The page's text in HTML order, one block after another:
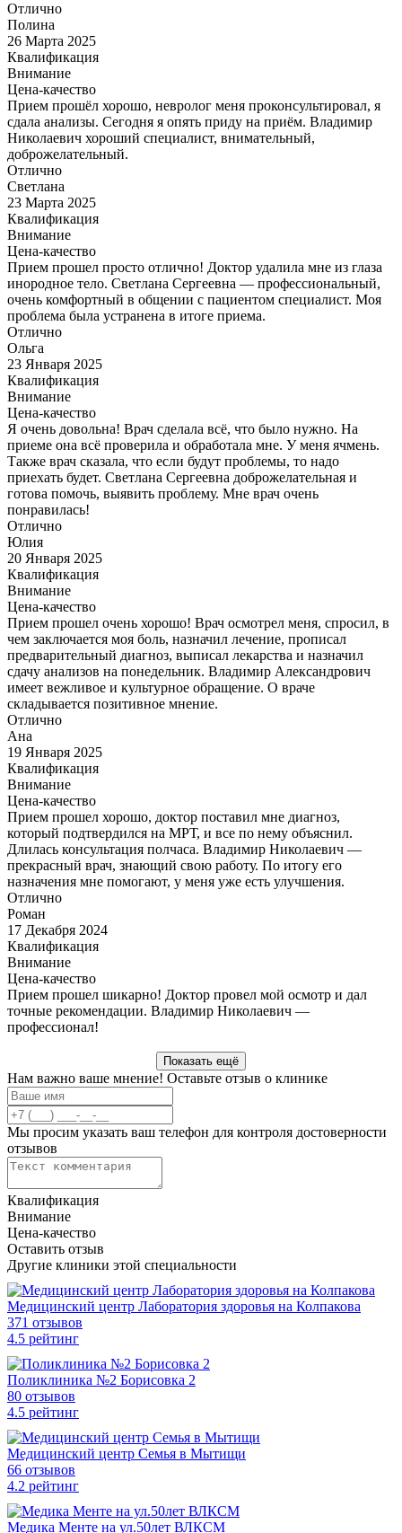
Отлично
Полина
26 Марта 2025
Квалификация
Внимание
Цена-качество
Прием прошёл хорошо, невролог меня проконсультировал, я
сдала анализы. Сегодня я опять приду на приём. Владимир
Николаевич хороший специалист, внимательный,
доброжелательный.
Отлично
Светлана
23 Марта 2025
Квалификация
Внимание
Цена-качество
Прием прошел просто отлично! Доктор удалила мне из глаза
инородное тело. Светлана Сергеевна — профессиональный,
очень комфортный в общении с пациентом специалист. Моя
проблема была устранена в итоге приема.
Отлично
Ольга
23 Января 2025
Квалификация
Внимание
Цена-качество
Я очень довольна! Врач сделала всё, что было нужно. На
приеме она всё проверила и обработала мне. У меня ячмень.
Также врач сказала, что если будут проблемы, то надо
приехать будет. Светлана Сергеевна доброжелательная и
готова помочь, выявить проблему. Мне врач очень
понравилась!
Отлично
Юлия
20 Января 2025
Квалификация
Внимание
Цена-качество
Прием прошел очень хорошо! Врач осмотрел меня, спросил, в
чем заключается моя боль, назначил лечение, прописал
предварительный диагноз, выписал лекарства и назначил
сдачу анализов на понедельник. Владимир Александрович
имеет вежливое и культурное обращение. О враче
складывается позитивное мнение.
Отлично
Ана
19 Января 2025
Квалификация
Внимание
Цена-качество
Прием прошел хорошо, доктор поставил мне диагноз,
который подтвердился на МРТ, и все по нему объяснил.
Длилась консультация полчаса. Владимир Николаевич —
прекрасный врач, знающий свою работу. По итогу его
назначения мне помогают, у меня уже есть улучшения.
Отлично
Роман
17 Декабря 2024
Квалификация
Внимание
Цена-качество
Прием прошел шикарно! Доктор провел мой осмотр и дал
точные рекомендации. Владимир Николаевич —
профессионал!
Показать ещё
Нам важно ваше мнение! Оставьте отзыв о клинике
Мы просим указать ваш телефон для контроля достоверности
отзывов
Квалификация
Внимание
Цена-качество
Оставить отзыв
Другие клиники этой специальности
Медицинский центр Лаборатория здоровья на Колпакова
371 отзывов
4.5 рейтинг
Поликлиника №2 Борисовка 2
80 отзывов
4.5 рейтинг
Медицинский центр Семья в Мытищи
66 отзывов
4.2 рейтинг
Медика Менте на ул.50лет ВЛКСМ